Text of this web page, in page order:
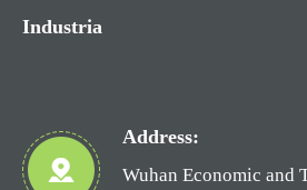
Industria
Address:
Wuhan Economic and